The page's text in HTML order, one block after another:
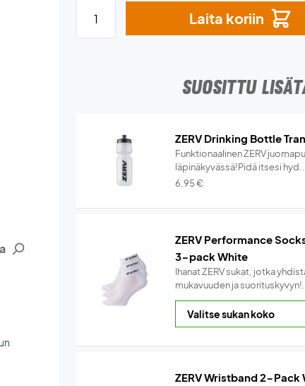
Laita koriin
SUOSITTU
ZERV Drinking Bottle
Funktionaalinen ZERV
läpinäkyvässä!Pidä itsesi hyd...
6,95€
ZERV Performance
3-pack White
Ihanat ZERV sukat, jotka
mukavuuden ja
ZERV Wristband 2-Pack